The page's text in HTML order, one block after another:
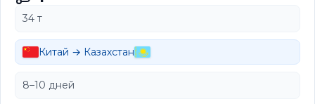
34 т
Китай → Казахстан
8–10 дней